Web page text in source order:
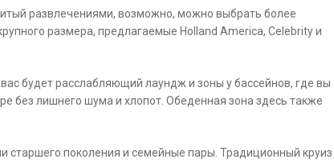
развлечениями, возможно, можно выбрать более
размера, предлагаемые Holland America, Celebrity и
будет расслабляющий лаундж и зоны у бассейнов, где вы
без лишнего шума и хлопот. Обеденная зона здесь также
старшего поколения и семейные пары. Традиционный круиз